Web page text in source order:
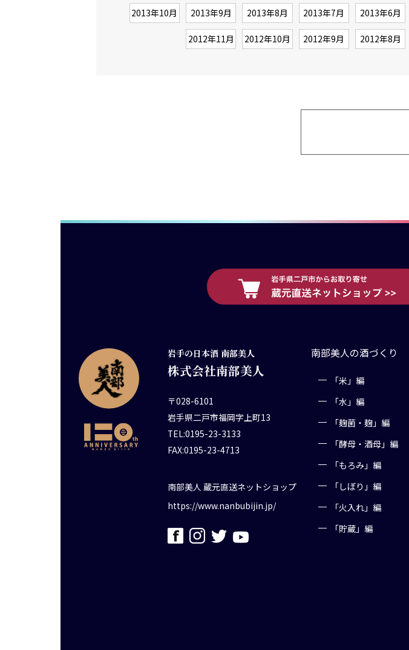
2013年10月 2013年9月 2013年8月 2013年7月 2013年6月
2012年11月 2012年10月 2012年9月 2012年8月
岩手の日本酒 南部美人
株式会社南部美人
〒028-6101
岩手県二戸市福岡字上町13
TEL:0195-23-3133
FAX:0195-23-4713
南部美人 蔵元直送ネットショップ
https://www.nanbubijin.jp/
南部美人の酒づくり
「米」編
「水」編
「麹菌・麹」編
「酵母・酒母」編
「もろみ」編
「しぼり」編
「火入れ」編
「貯蔵」編